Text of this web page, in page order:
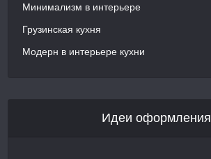
Минимализм в интерьере
Грузинская кухня
Модерн в интерьере кухни
Идеи оформления